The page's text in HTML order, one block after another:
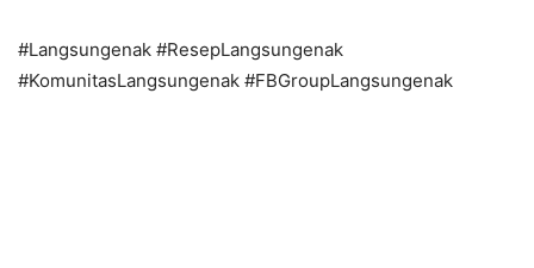
#Langsungenak #ResepLangsungenak
#KomunitasLangsungenak #FBGroupLangsungenak